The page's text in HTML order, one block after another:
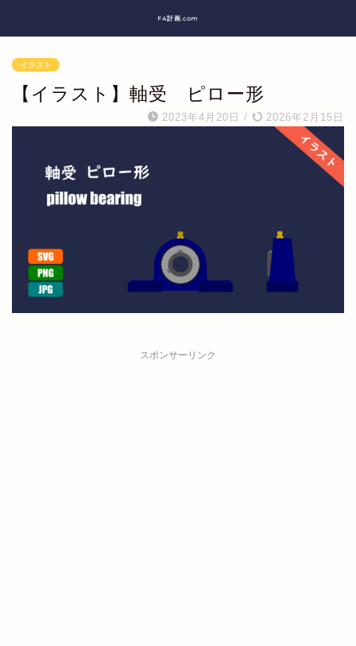
FA計画.com
イラスト
【イラスト】軸受 ピロー形
2023年4月20日 / 2026年2月15日
スポンサーリンク